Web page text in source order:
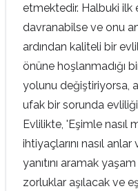
etmektedir. Halbuki ilk
davranabilse ve onu
ardından kaliteli bir
önüne hoşlanmadığı
yolunu değiştiriyorsa,
ufak bir sorunda
Evlilikte, 'Eşimle nasıl
ihtiyaçlarını nasıl
yanıtını aramak
zorluklar aşılacak ve